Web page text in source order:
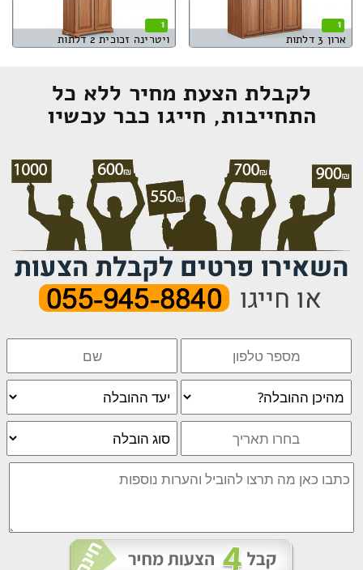
1
ארון 3 דלתות
1
ויטרינה זכוכית 2 דלתות
לקבלת הצעת מחיר ללא כל
התחייבות, חייגו כבר עכשיו